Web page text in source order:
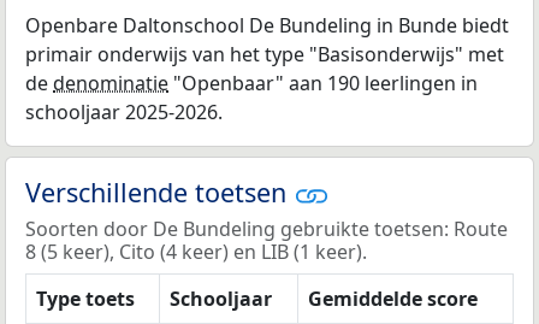
Openbare Daltonschool De Bundeling in Bunde biedt
primair onderwijs van het type "Basisonderwijs" met
dedenominatie "Openbaar" aan 190 leerlingen in
schooljaar 2025-2026.
Verschillende toetsen
Soorten door De Bundeling gebruikte toetsen: Route
8 (5 keer), Cito (4 keer) en LIB (1 keer).
Type toets
Schooljaar
Gemiddelde score